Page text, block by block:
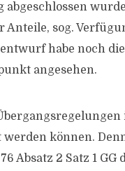
abgeschlossen
sog.
habe noch
angesehen.
können.
Absatz 2 Satz 1 GG